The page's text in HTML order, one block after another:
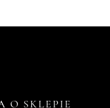
O SKLEPIE